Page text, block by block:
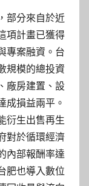
部分來自於近
項計畫已獲得
專案融資。台
規模的總投資
廠房建置、設
成損益兩平。
衍生出售再生
對於循環經濟
內部報酬率達
肥也導入數位